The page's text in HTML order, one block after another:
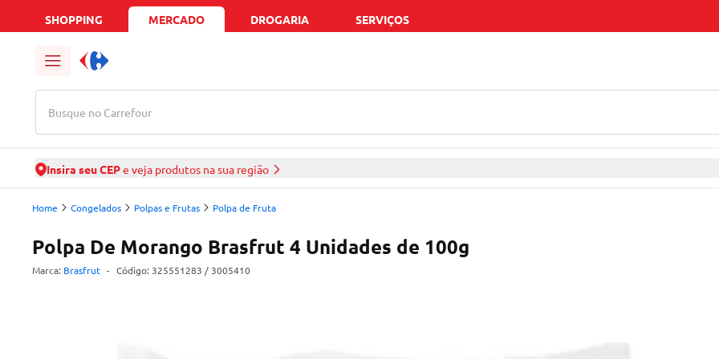
SHOPPING MERCADO DROGARIA SERVIÇOS
Busque no Carrefour
Insira seu CEPe veja produtos na sua região
Home Congelados Polpas e Frutas Polpa de Fruta
Polpa De Morango Brasfrut 4 Unidades de 100g
Marca: Brasfrut - Código: 325551283 / 3005410